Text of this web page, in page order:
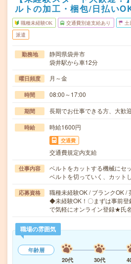
ルトの加工・梱包/日払い
職種未経験OK 交通費別途支給あり 土
派遣
勤務地
静岡県袋井市
袋井駅から車12分
曜日頻度 月～金
時間 08:00～17:00
期間 長期でお仕事できる方、大歓
時給 時給1600円
交通費
交通費規定内支給
仕事内容
ベルトをカットする機械にセ
ベルトを切っていく、カット
応募資格
職種未経験OK / ブランクOK /
◆未経験OK！〇まずは事前登
で気軽にオンライン登録★氏
職場の雰囲気
年齢層
20代
30代